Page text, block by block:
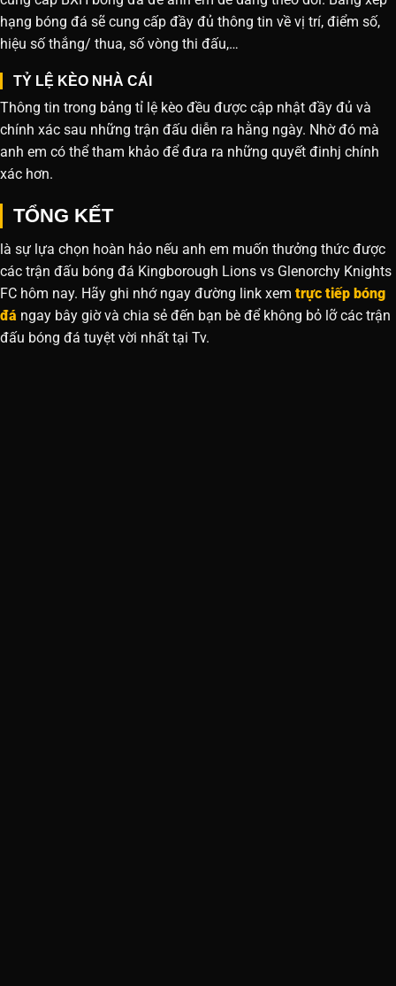
hạng bóng đá sẽ cung cấp đầy đủ thông tin về vị trí, điểm số,
hiệu số thắng/ thua, số vòng thi đấu,…
TỶ LỆ KÈO NHÀ CÁI
Thông tin trong bảng tỉ lệ kèo đều được cập nhật đầy đủ và
chính xác sau những trận đấu diễn ra hằng ngày. Nhờ đó mà
anh em có thể tham khảo để đưa ra những quyết đinhj chính
xác hơn.
TỔNG KẾT
là sự lựa chọn hoàn hảo nếu anh em muốn thưởng thức được
các trận đấu bóng đá Kingborough Lions vs Glenorchy Knights
FC hôm nay. Hãy ghi nhớ ngay đường link xem trực tiếp bóng
đá ngay bây giờ và chia sẻ đến bạn bè để không bỏ lỡ các trận
đấu bóng đá tuyệt vời nhất tại Tv.